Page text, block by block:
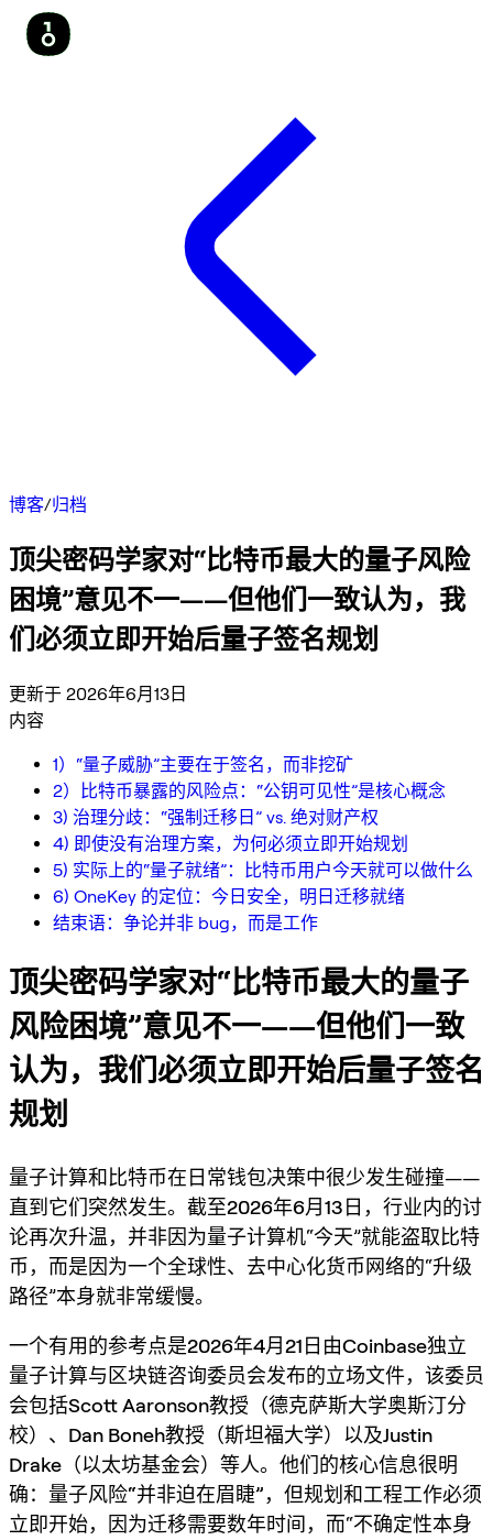
博客/归档
顶尖密码学家对“比特币最大的量子风险
困境”意见不一——但他们一致认为，我
们必须立即开始后量子签名规划
更新于 2026年6月13日
内容
1）“量子威胁”主要在于签名，而非挖矿
2）比特币暴露的风险点：“公钥可见性”是核心概念
3) 治理分歧：“强制迁移日” vs. 绝对财产权
4) 即使没有治理方案，为何必须立即开始规划
5) 实际上的“量子就绪”：比特币用户今天就可以做什么
6) OneKey 的定位：今日安全，明日迁移就绪
结束语：争论并非 bug，而是工作
顶尖密码学家对“比特币最大的量子
风险困境”意见不一——但他们一致
认为，我们必须立即开始后量子签名
规划
量子计算和比特币在日常钱包决策中很少发生碰撞——
直到它们突然发生。截至2026年6月13日 ，行业内的讨
论再次升温，并非因为量子计算机“今天”就能盗取比特
币，而是因为一个全球性、去中心化货币网络的“升级
路径”本身就非常缓慢。
一个有用的参考点是2026年4月21日 由Coinbase独立
量子计算与区块链咨询委员会发布的立场文件，该委员
会包括Scott Aaronson教授（德克萨斯大学奥斯汀分
校） 、 Dan Boneh教授（斯坦福大学） 以及Justin
Drake（以太坊基金会） 等人。他们的核心信息很明
确：量子风险“并非迫在眉睫”，但规划和工程工作必须
立即开始，因为迁移需要数年时间，而“不确定性本身